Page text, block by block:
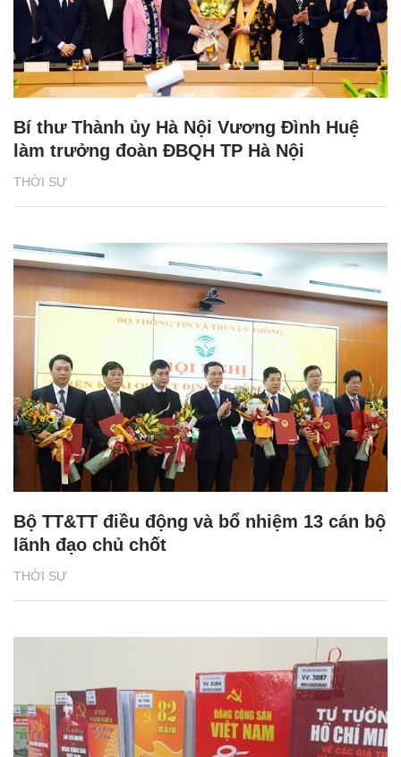
THỜI SỰ
Bí thư Thành ủy Hà Nội Vương Đình Huệ
làm trưởng đoàn ĐBQH TP Hà Nội
THỜI SỰ
Bộ TT&TT điều động và bổ nhiệm 13 cán bộ
lãnh đạo chủ chốt